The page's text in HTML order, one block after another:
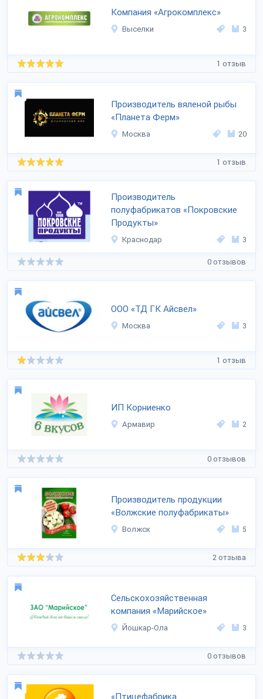
Компания «Агрокомплекс»
Выселки 3
1 отзыв
Производитель вяленой рыбы
«Планета Ферм»
Москва 20
1 отзыв
Производитель
полуфабрикатов «Покровские
Продукты»
Краснодар 3
0 отзывов
ООО «ТД ГК Айсвел»
Москва 3
1 отзыв
ИП Корниенко
Армавир 2
0 отзывов
Производитель продукции
«Волжские полуфабрикаты»
Волжск 5
2 отзыва
Сельскохозяйственная
компания «Марийское»
Йошкар-Ола 3
0 отзывов
«Птицефабрика